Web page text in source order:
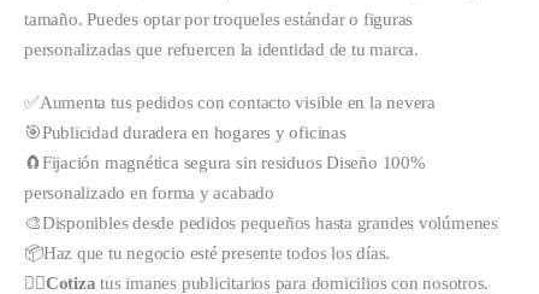
tamaño. Puedes optar por troqueles estándar o figuras
personalizadas que refuercen la identidad de tu marca.
✅Aumenta tus pedidos con contacto visible en la nevera
🎯Publicidad duradera en hogares y oficinas
🧲Fijación magnética segura sin residuos Diseño 100%
personalizado en forma y acabado
🎨Disponibles desde pedidos pequeños hasta grandes volúmenes
📦Haz que tu negocio esté presente todos los días.
👉🏻Cotiza tus imanes publicitarios para domicilios con nosotros.